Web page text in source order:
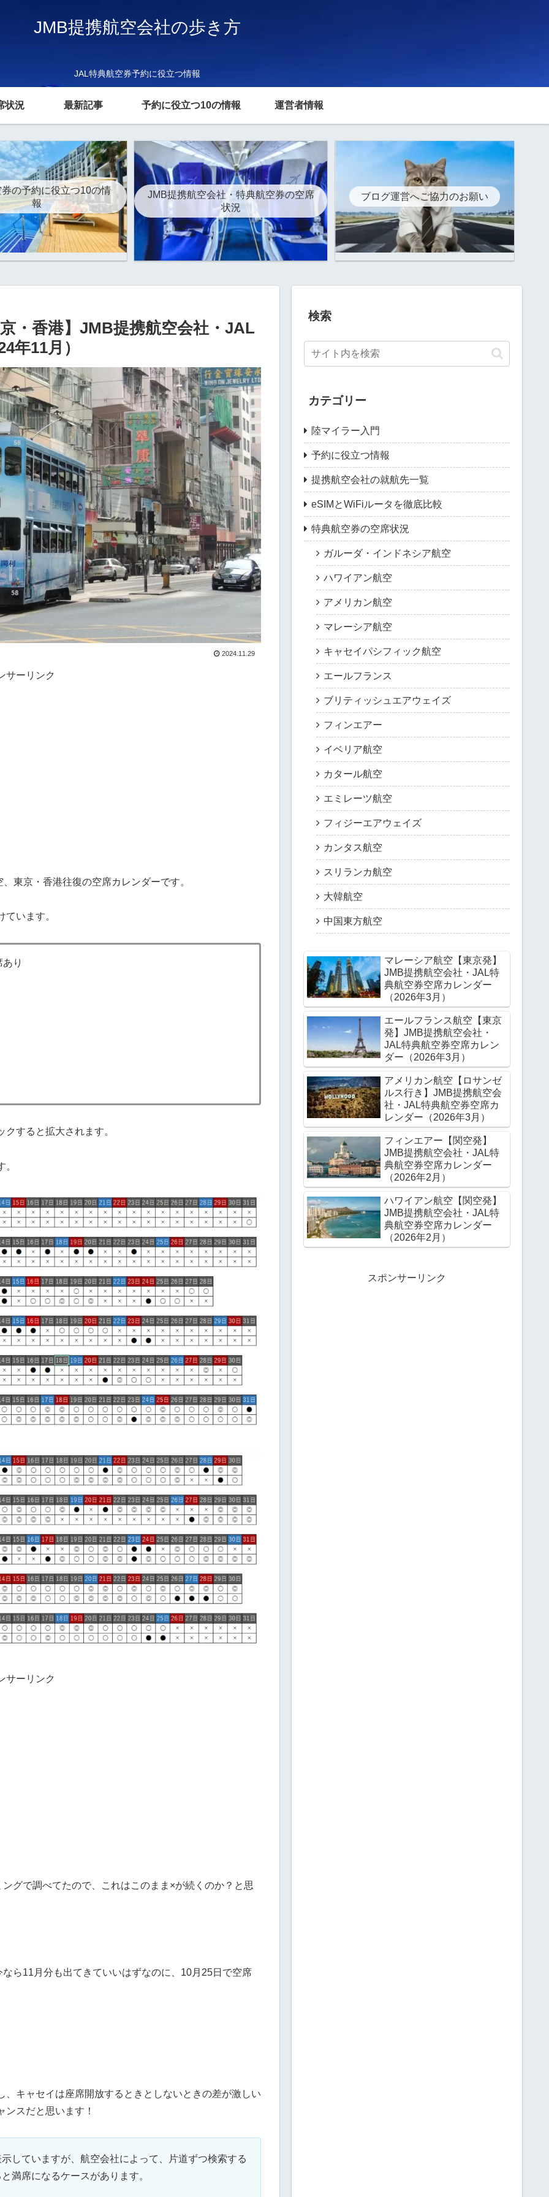
JMB提携航空会社の歩き方
JAL特典航空券予約に役立つ情報
状況 最新記事 予約に役立つ10の情報 運営者情報
の予約に役立つ10の情
報
JMB提携航空会社・特典航空券の空席
状況
ブログ運営へご協力のお願い
・香港】JMB提携航空会社・JAL
年11月）
2024.11.29
サーリンク
東京・香港往復の空席カレンダーです。
います。
り
すると拡大されます。
サーリンク
グで調べてたので、これはこのまま×が続くのか？と思
ら11月分も出てきていいはずなのに、10月25日で空席
キャセイは座席開放するときとしないときの差が激しい
スだと思います！
していますが、航空会社によって、片道ずつ検索する
満席になるケースがあります。
検索
カテゴリー
陸マイラー入門
予約に役立つ情報
提携航空会社の就航先一覧
eSIMとWiFiルータを徹底比較
特典航空券の空席状況
ガルーダ・インドネシア航空
ハワイアン航空
アメリカン航空
マレーシア航空
キャセイパシフィック航空
エールフランス
ブリティッシュエアウェイズ
フィンエアー
イベリア航空
カタール航空
エミレーツ航空
フィジーエアウェイズ
カンタス航空
スリランカ航空
大韓航空
中国東方航空
マレーシア航空【東京発】
JMB提携航空会社・JAL特
典航空券空席カレンダー
（2026年3月）
エールフランス航空【東京
発】JMB提携航空会社・
JAL特典航空券空席カレン
ダー（2026年3月）
アメリカン航空【ロサンゼ
ルス行き】JMB提携航空会
社・JAL特典航空券空席カ
レンダー（2026年3月）
フィンエアー【関空発】
JMB提携航空会社・JAL特
典航空券空席カレンダー
（2026年2月）
ハワイアン航空【関空発】
JMB提携航空会社・JAL特
典航空券空席カレンダー
（2026年2月）
スポンサーリンク